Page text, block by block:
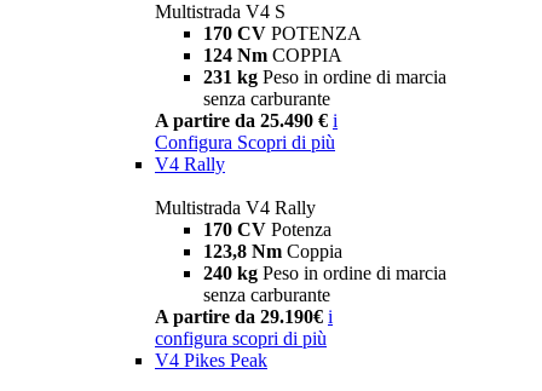
Multistrada V4 S
170 CV POTENZA
124 Nm COPPIA
231 kg Peso in ordine di marcia
senza carburante
A partire da 25.490 € i
Configura Scopri di più
V4 Rally
Multistrada V4 Rally
170 CV Potenza
123,8 Nm Coppia
240 kg Peso in ordine di marcia
senza carburante
A partire da 29.190€ i
configura scopri di più
V4 Pikes Peak